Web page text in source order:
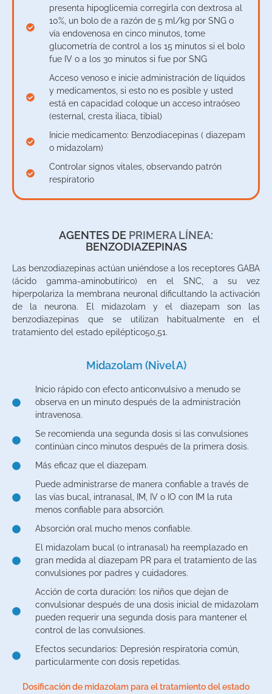
presenta hipoglicemia corregirla con dextrosa al
10%, un bolo de a razón de 5 ml/kg por SNG o
vía endovenosa en cinco minutos, tome
glucometría de control a los 15 minutos si el bolo
fue IV o a los 30 minutos si fue por SNG
Acceso venoso e inicie administración de líquidos
y medicamentos, si esto no es posible y usted
está en capacidad coloque un acceso intraóseo
(esternal, cresta iliaca, tibial)
Inicie medicamento: Benzodiacepinas ( diazepam
o midazolam)
Controlar signos vitales, observando patrón
respiratorio
AGENTES DE PRIMERA LÍNEA:
BENZODIAZEPINAS
Las benzodiazepinas actúan uniéndose a los receptores GABA
(ácido gamma-aminobutírico) en el SNC, a su vez
hiperpolariza la membrana neuronal dificultando la activación
de la neurona. El midazolam y el diazepam son las
benzodiazepinas que se utilizan habitualmente en el
tratamiento del estado epiléptico50,51.
Midazolam (Nivel A)
Inicio rápido con efecto anticonvulsivo a menudo se
observa en un minuto después de la administración
intravenosa.
Se recomienda una segunda dosis si las convulsiones
continúan cinco minutos después de la primera dosis.
Más eficaz que el diazepam.
Puede administrarse de manera confiable a través de
las vías bucal, intranasal, IM, IV o IO con IM la ruta
menos confiable para absorción.
Absorción oral mucho menos confiable.
El midazolam bucal (o intranasal) ha reemplazado en
gran medida al diazepam PR para el tratamiento de las
convulsiones por padres y cuidadores.
Acción de corta duración: los niños que dejan de
convulsionar después de una dosis inicial de midazolam
pueden requerir una segunda dosis para mantener el
control de las convulsiones.
Efectos secundarios: Depresión respiratoria común,
particularmente con dosis repetidas.
Dosificación de midazolam para el tratamiento del estado